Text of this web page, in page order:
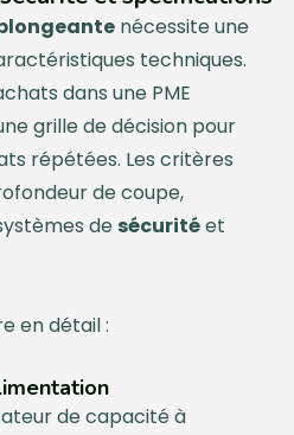
nécessite une
techniques.
dans une PME
grille de décision pour
répétées. Les critères
de coupe,
de sécuritéet
en détail :
de capacité à